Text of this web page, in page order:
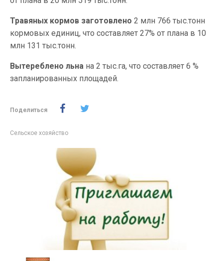
Травяных кормов заготовлено 2 млн 766 тыс.тонн
кормовых единиц, что составляет 27% от плана в 10
млн 131 тыс.тонн.
Вытереблено льна на 2 тыс.га, что составляет 6 %
запланированных площадей.
Поделиться
Сельское хозяйство